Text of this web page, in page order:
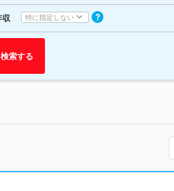
収 特に指定しない
索する